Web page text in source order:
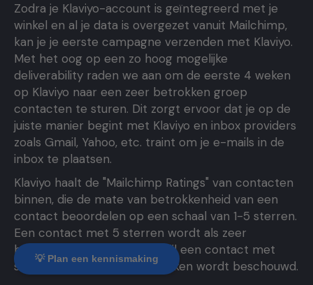
💡 Plan een kennismaking
Zodra je Klaviyo-account is geïntegreerd met je
winkel en al je data is overgezet vanuit Mailchimp,
kan je je eerste campagne verzenden met Klaviyo.
Met het oog op een zo hoog mogelijke
deliverability raden we aan om de eerste 4 weken
op Klaviyo naar een zeer betrokken groep
contacten te sturen. Dit zorgt ervoor dat je op de
juiste manier begint met Klaviyo en inbox providers
zoals Gmail, Yahoo, etc. traint om je e-mails in de
inbox te plaatsen.
Klaviyo haalt de "Mailchimp Ratings" van contacten
binnen, die de mate van betrokkenheid van een
contact beoordelen op een schaal van 1-5 sterren.
Een contact met 5 sterren wordt als zeer
betrokken beschouwd, terwijl een contact met
slechts 1 ster als niet-betrokken wordt beschouwd.